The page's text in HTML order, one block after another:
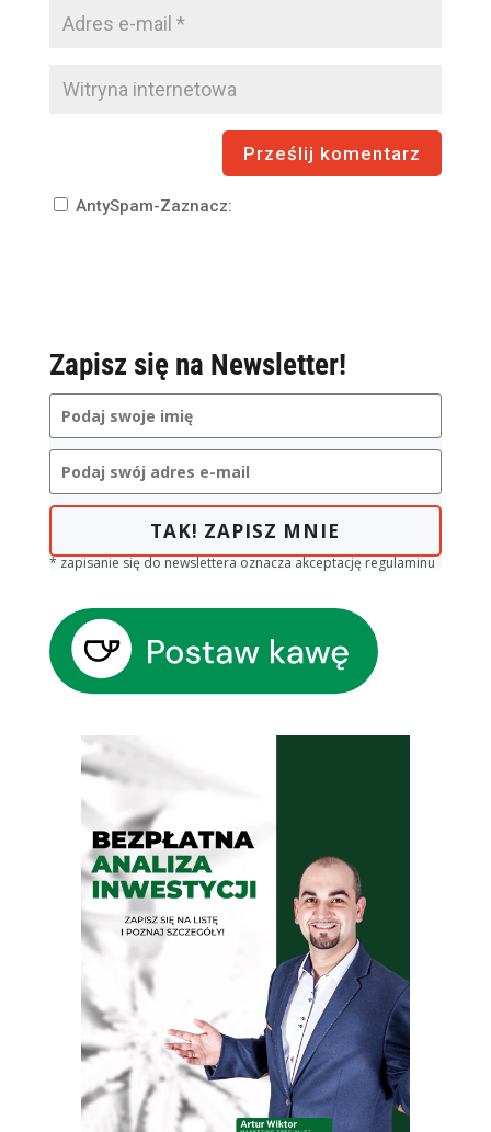
AntySpam-Zaznacz:
Zapisz się na Newsletter!
TAK! ZAPISZ MNIE
* zapisanie się do newslettera oznacza akceptację regulaminu